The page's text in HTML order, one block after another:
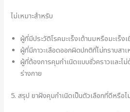
ไม่เหมาะสำหรับ
ผู้ที่มีประวัติโรคมะเร็งเต้านมหรือมะเร็ง
ผู้ที่มีภาวะเลือดออกผิดปกติที่ไม่ทราบสาเ
ผู้ที่ต้องการคุมกำเนิดแบบชั่วคราวและไ
ร่างกาย
5. สรุป ยาฝังคุมกำเนิดเป็นตัวเลือกที่ดีหรือไ